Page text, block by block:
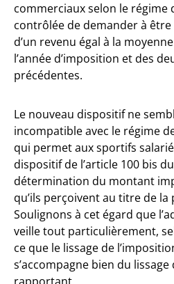
commerciaux selon le régime
contrôlée de demander à
d’un revenu égal à la
l’année d’imposition et des
précédentes.
Le nouveau dispositif ne
incompatible avec le régime
qui permet aux sportifs
dispositif de l’article 100 bis
détermination du montant
qu’ils perçoivent au titre de la
Soulignons à cet égard que
veille tout particulièrement,
ce que le lissage de
s’accompagne bien du lissage